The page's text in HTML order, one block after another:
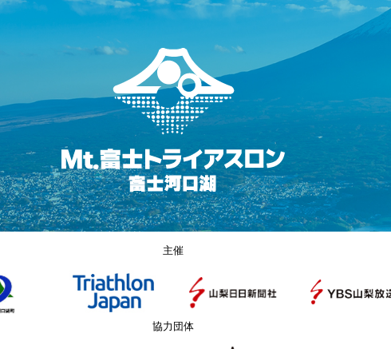
主催
協力団体